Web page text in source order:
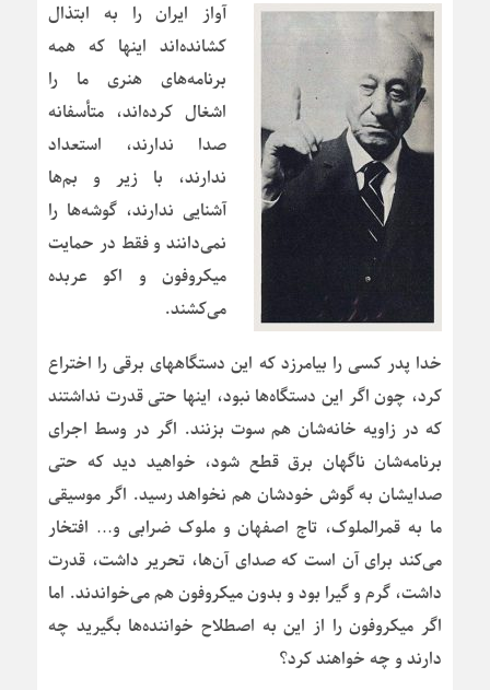
آواز ایران را به ابتذال
کشانده‌اند اینها که همه
برنامه‌های هنری ما را
اشغال کرده‌اند، متأسفانه
صدا ندارند، استعداد
ندارند، با زیر و بم‌ها
آشنایی ندارند، گوشه‌ها را
نمی‌دانند و فقط در حمایت
میکروفون و اکو عربده
می‌کشند.
خدا پدر کسی را بیامرزد که این دستگاههای برقی را اختراع
کرد، چون اگر این دستگاه‌ها نبود، اینها حتی قدرت نداشتند
که در زاویه خانه‌شان هم سوت بزنند. اگر در وسط اجرای
برنامه‌شان ناگهان برق قطع شود، خواهید دید که حتی
صدایشان به گوش خودشان هم نخواهد رسید. اگر موسیقی
ما به قمرالملوک، تاج اصفهان و ملوک ضرابی و… افتخار
می‌کند برای آن است که صدای آن‌ها، تحریر داشت، قدرت
داشت، گرم و گیرا بود و بدون میکروفون هم می‌خواندند. اما
اگر میکروفون را از این به اصطلاح خواننده‌ها بگیرید چه
دارند و چه خواهند کرد؟